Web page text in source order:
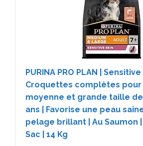
PURINA PRO PLAN | Sensitive
Croquettes complètes pour
moyenne et grande taille
ans | Favorise une peau
pelage brillant | Au Saumon |
Sac | 14 Kg